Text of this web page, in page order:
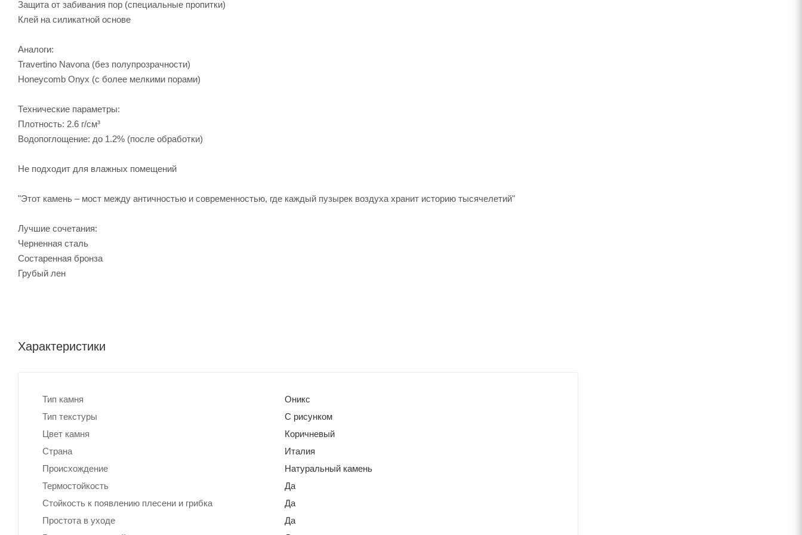
Защита от забивания пор (специальные пропитки)
Клей на силикатной основе
Аналоги:
Travertino Navona (без полупрозрачности)
Honeycomb Onyx (с более мелкими порами)
Технические параметры:
Плотность: 2.6 г/см³
Водопоглощение: до 1.2% (после обработки)
Не подходит для влажных помещений
"Этот камень – мост между античностью и современностью, где каждый пузырек воздуха хранит историю тысячелетий"
Лучшие сочетания:
Черненная сталь
Состаренная бронза
Грубый лен
Характеристики
Тип камня
Оникс
Тип текстуры
С рисунком
Цвет камня
Коричневый
Страна
Италия
Происхождение
Натуральный камень
Термостойкость
Да
Стойкость к появлению плесени и грибка
Да
Простота в уходе
Да